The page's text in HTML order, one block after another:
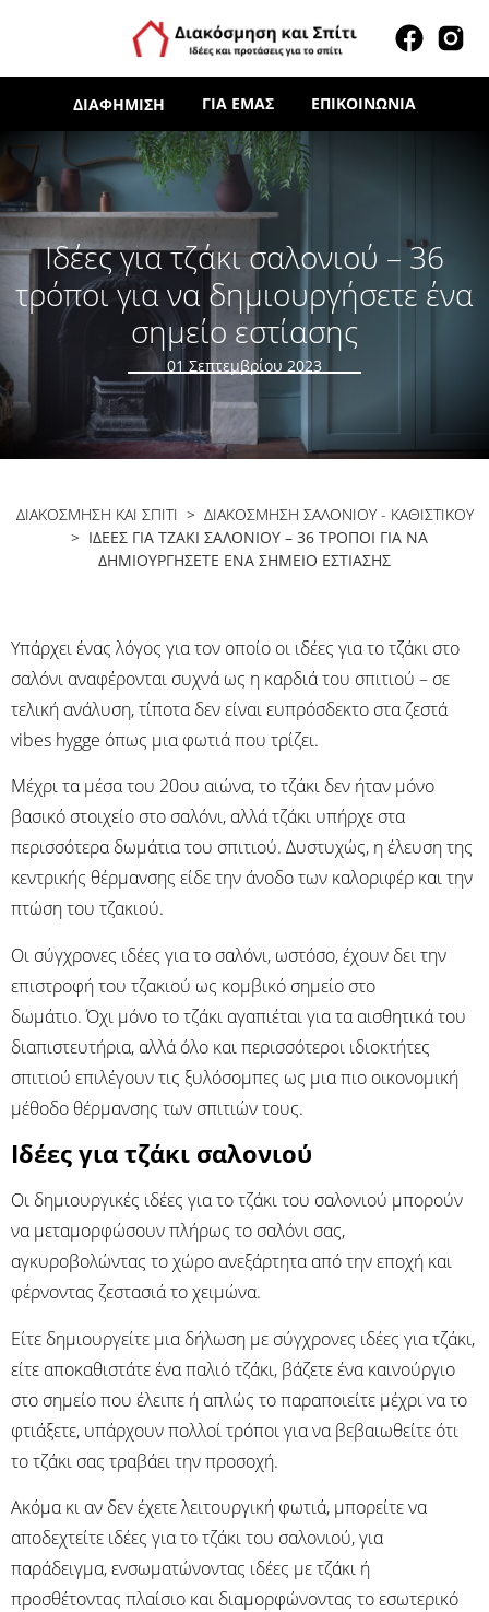
ΔΙΑΦΉΜΙΣΗ ΓΙΑ ΕΜΆΣ ΕΠΙΚΟΙΝΩΝΊΑ
Ιδέες για τζάκι σαλονιού – 36
τρόποι για να δημιουργήσετε ένα
σημείο εστίασης
01 Σεπτεμβρίου 2023
ΔΙΑΚΟΣΜΗΣΗ ΚΑΙ ΣΠΙΤΙ > ΔΙΑΚΌΣΜΗΣΗ ΣΑΛΟΝΙΟΎ - ΚΑΘΙΣΤΙΚΟΎ
> ΙΔΈΕΣ ΓΙΑ ΤΖΆΚΙ ΣΑΛΟΝΙΟΎ – 36 ΤΡΌΠΟΙ ΓΙΑ ΝΑ
ΔΗΜΙΟΥΡΓΉΣΕΤΕ ΈΝΑ ΣΗΜΕΊΟ ΕΣΤΊΑΣΗΣ
Υπάρχει ένας λόγος για τον οποίο οι ιδέες για το τζάκι στο
σαλόνι αναφέρονται συχνά ως η καρδιά του σπιτιού – σε
τελική ανάλυση, τίποτα δεν είναι ευπρόσδεκτο στα ζεστά
vibes hygge όπως μια φωτιά που τρίζει.
Μέχρι τα μέσα του 20ου αιώνα, το τζάκι δεν ήταν μόνο
βασικό στοιχείο στο σαλόνι, αλλά τζάκι υπήρχε στα
περισσότερα δωμάτια του σπιτιού. Δυστυχώς, η έλευση της
κεντρικής θέρμανσης είδε την άνοδο των καλοριφέρ και την
πτώση του τζακιού.
Οι σύγχρονες ιδέες για το σαλόνι, ωστόσο, έχουν δει την
επιστροφή του τζακιού ως κομβικό σημείο στο
δωμάτιο. Όχι μόνο το τζάκι αγαπιέται για τα αισθητικά του
διαπιστευτήρια, αλλά όλο και περισσότεροι ιδιοκτήτες
σπιτιού επιλέγουν τις ξυλόσομπες ως μια πιο οικονομική
μέθοδο θέρμανσης των σπιτιών τους.
Ιδέες για τζάκι σαλονιού
Οι δημιουργικές ιδέες για το τζάκι του σαλονιού μπορούν
να μεταμορφώσουν πλήρως το σαλόνι σας,
αγκυροβολώντας το χώρο ανεξάρτητα από την εποχή και
φέρνοντας ζεστασιά το χειμώνα.
Είτε δημιουργείτε μια δήλωση με σύγχρονες ιδέες για τζάκι,
είτε αποκαθιστάτε ένα παλιό τζάκι, βάζετε ένα καινούργιο
στο σημείο που έλειπε ή απλώς το παραποιείτε μέχρι να το
φτιάξετε, υπάρχουν πολλοί τρόποι για να βεβαιωθείτε ότι
το τζάκι σας τραβάει την προσοχή.
Ακόμα κι αν δεν έχετε λειτουργική φωτιά, μπορείτε να
αποδεχτείτε ιδέες για το τζάκι του σαλονιού, για
παράδειγμα, ενσωματώνοντας ιδέες με τζάκι ή
προσθέτοντας πλαίσιο και διαμορφώνοντας το εσωτερικό